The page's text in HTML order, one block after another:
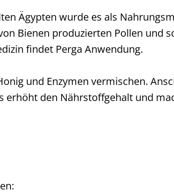
Ägypten wurde es als
Bienen produzierten Pollen und
findet Perga Anwendung.
und Enzymen vermischen.
erhöht den Nährstoffgehalt und